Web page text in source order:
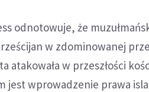
odnotowuje, że
w zdominowanej
atakowała w przeszłości
jest wprowadzenie prawa